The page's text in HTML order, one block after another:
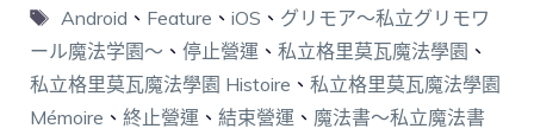
Android 、 Feature 、 iOS 、 グリモア～私立グリモワ
ール魔法学園～ 、 停止營運 、 私立格里莫瓦魔法學園 、
私立格里莫瓦魔法學園 Histoire 、 私立格里莫瓦魔法學園
Mémoire 、 終止營運 、 結束營運 、 魔法書～私立魔法書